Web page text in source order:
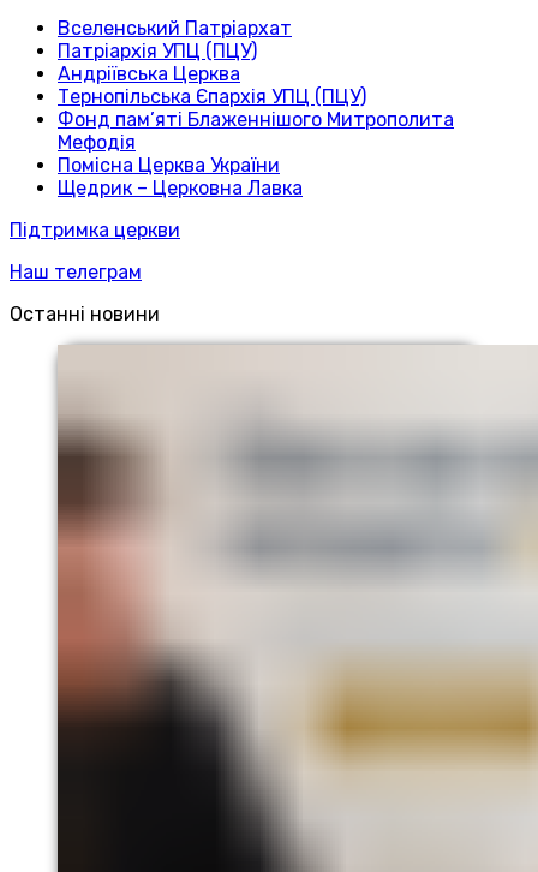
Вселенський Патріархат
Патріархія УПЦ (ПЦУ)
Андріївська Церква
Тернопільська Єпархія УПЦ (ПЦУ)
Фонд пам’яті Блаженнішого Митрополита
Мефодія
Помісна Церква України
Щедрик – Церковна Лавка
Підтримка церкви
Наш телеграм
Останні новини